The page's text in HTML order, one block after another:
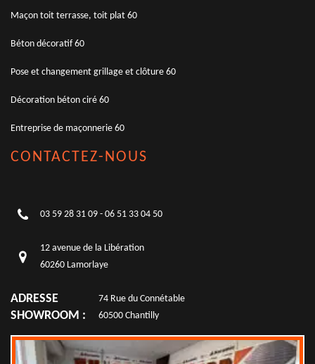
Maçon toit terrasse, toit plat 60
Béton décoratif 60
Pose et changement grillage et clôture 60
Décoration béton ciré 60
Entreprise de maçonnerie 60
CONTACTEZ-NOUS
03 59 28 31 09 - 06 51 33 04 50
12 avenue de la Libération
60260 Lamorlaye
ADRESSE
SHOWROOM :
74 Rue du Connétable
60500 Chantilly